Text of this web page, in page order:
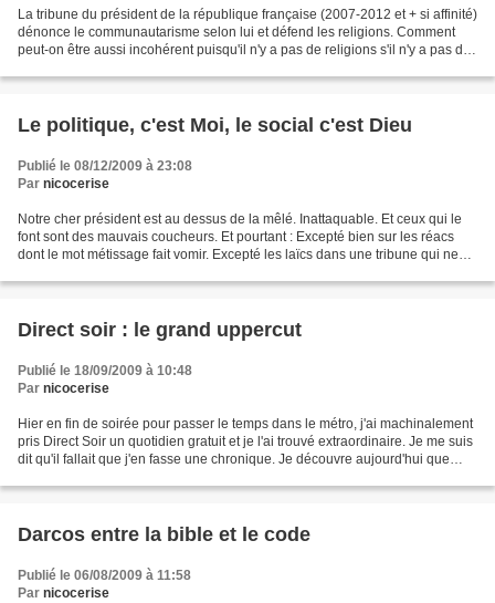
La tribune du président de la république française (2007-2012 et + si affinité)
dénonce le communautarisme selon lui et défend les religions. Comment
peut-on être aussi incohérent puisqu'il n'y a pas de religions s'il n'y a pas de
Le politique, c'est Moi, le social c'est Dieu
Publié le 08/12/2009 à 23:08
Par nicocerise
Notre cher président est au dessus de la mêlé. Inattaquable. Et ceux qui le
font sont des mauvais coucheurs. Et pourtant : Excepté bien sur les réacs
dont le mot métissage fait vomir. Excepté les laïcs dans une tribune qui ne
Direct soir : le grand uppercut
Publié le 18/09/2009 à 10:48
Par nicocerise
Hier en fin de soirée pour passer le temps dans le métro, j'ai machinalement
pris Direct Soir un quotidien gratuit et je l'ai trouvé extraordinaire. Je me suis
dit qu'il fallait que j'en fasse une chronique. Je découvre aujourd'hui que
Darcos entre la bible et le code
Publié le 06/08/2009 à 11:58
Par nicocerise